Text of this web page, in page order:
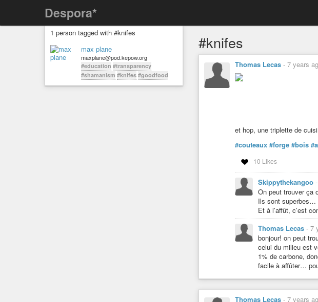
Despora*
1 person tagged with #knifes
max plane
maxplane@pod.kepow.org
#education #transparency
#shamanism #knifes #goodfood
#knifes
Thomas Lecas - 7 years
et hop, une triplette de
#couteaux #forge #bois
10 Likes
Skippythekangoo -
On peut trouver ça
Ils sont superbes…
Et à l’affût, c’est
Thomas Lecas - 7
bonjour! on peut
celui du milieu est
1% de carbone,
facile à affûter…
Thomas Lecas - 7 years